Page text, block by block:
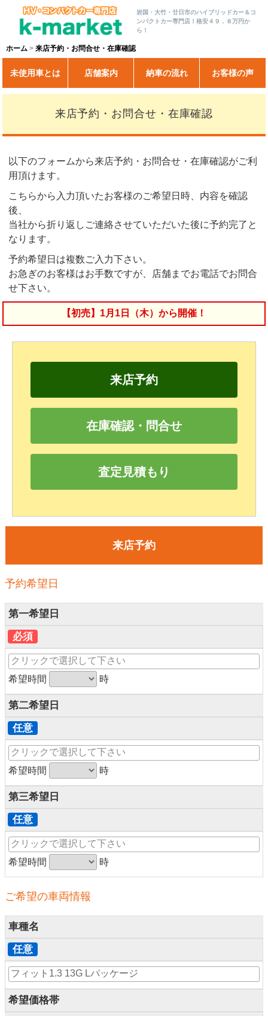
岩国・大竹・廿日市のハイブリッドカー＆コ
ンパクトカー専門店！格安４９．８万円か
ら！
ホーム 来店予約・お問合せ・在庫確認
未使用車とは 店舗案内 納車の流れ お客様の声
来店予約・お問合せ・在庫確認
以下のフォームから来店予約・お問合せ・在庫確認がご利
用頂けます。
こちらから入力頂いたお客様のご希望日時、内容を確認
後、
当社から折り返しご連絡させていただいた後に予約完了と
なります。
予約希望日は複数ご入力下さい。
お急ぎのお客様はお手数ですが、店舗までお電話でお問合
せ下さい。
【初売】1月1日（木）から開催！
来店予約
在庫確認・問合せ
査定見積もり
来店予約
予約希望日
第一希望日
必須
希望時間 時
第二希望日
任意
希望時間 時
第三希望日
任意
希望時間 時
ご希望の車両情報
車種名
任意
希望価格帯